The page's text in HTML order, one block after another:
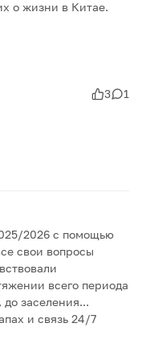
о жизни в Китае.
3 1
2026 с помощью
свои вопросы
всего периода
заселения...
и связь 24/7